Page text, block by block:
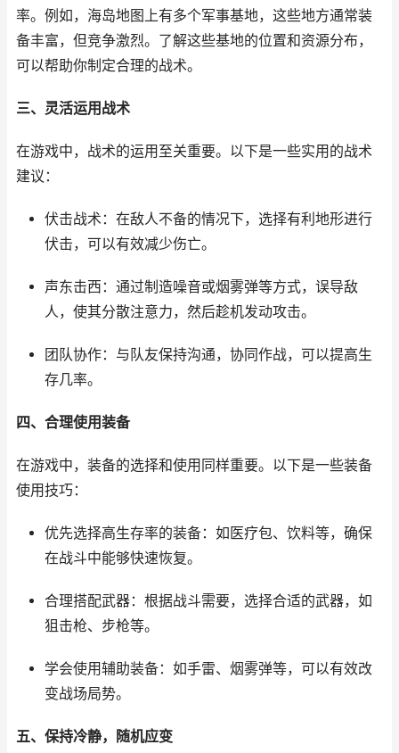
率。例如，海岛地图上有多个军事基地，这些地方通常装
备丰富，但竞争激烈。了解这些基地的位置和资源分布，
可以帮助你制定合理的战术。
三、灵活运用战术
在游戏中，战术的运用至关重要。以下是一些实用的战术
建议：
伏击战术：在敌人不备的情况下，选择有利地形进行
伏击，可以有效减少伤亡。
声东击西：通过制造噪音或烟雾弹等方式，误导敌
人，使其分散注意力，然后趁机发动攻击。
团队协作：与队友保持沟通，协同作战，可以提高生
存几率。
四、合理使用装备
在游戏中，装备的选择和使用同样重要。以下是一些装备
使用技巧：
优先选择高生存率的装备：如医疗包、饮料等，确保
在战斗中能够快速恢复。
合理搭配武器：根据战斗需要，选择合适的武器，如
狙击枪、步枪等。
学会使用辅助装备：如手雷、烟雾弹等，可以有效改
变战场局势。
五、保持冷静，随机应变